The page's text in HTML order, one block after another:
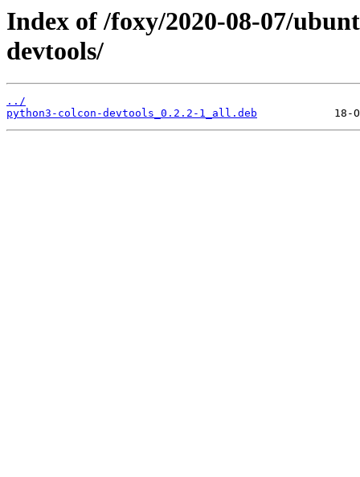
Index of /foxy/2020-08-07/
devtools/
../
python3-colcon-devtools_0.2.2-1_all.deb